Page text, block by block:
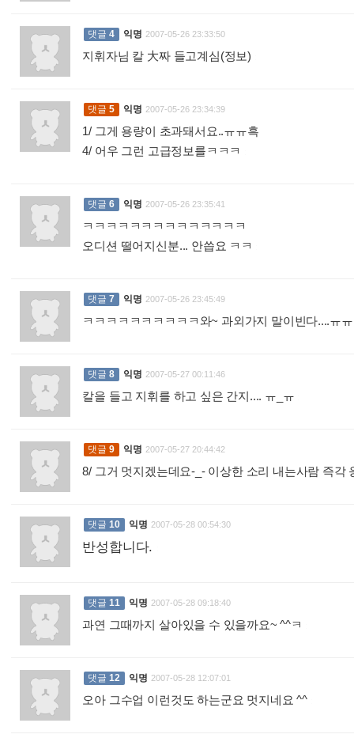
댓글 4 익명 2007-05-26 23:33:50
지휘자님 칼 大짜 들고계심(정보)
댓글 5 익명 2007-05-26 23:34:39
1/ 그게 용량이 초과돼서요..ㅠㅠ흑
4/ 어우 그런 고급정보를ㅋㅋㅋ
댓글 6 익명 2007-05-26 23:35:41
ㅋㅋㅋㅋㅋㅋㅋㅋㅋㅋㅋㅋㅋㅋ
오디션 떨어지신분... 안씁요 ㅋㅋ
댓글 7 익명 2007-05-26 23:45:49
ㅋㅋㅋㅋㅋㅋㅋㅋㅋㅋ와~ 과외가지 말이빈다....ㅠ
댓글 8 익명 2007-05-27 00:11:46
칼을 들고 지휘를 하고 싶은 간지.... ㅠ_ㅠ
댓글 9 익명 2007-05-27 20:44:42
8/ 그거 멋지겠는데요-_- 이상한 소리 내는사람 즉각
댓글 10 익명 2007-05-28 00:54:30
반성합니다.
댓글 11 익명 2007-05-28 09:18:40
과연 그때까지 살아있을 수 있을까요~ ^^ㅋ
댓글 12 익명 2007-05-28 12:07:01
오아 그수업 이런것도 하는군요 멋지네요 ^^